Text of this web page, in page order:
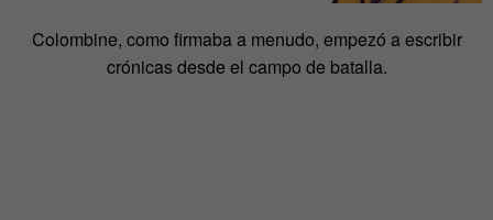
Colombine, como firmaba a menudo, empezó a escribir
crónicas desde el campo de batalla.